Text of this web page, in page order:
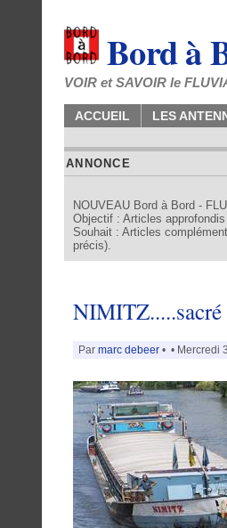
Bord à
VOIR et SAVOIR le
ACCUEIL LES
ANNONCE
NOUVEAU Bord à Bord -
Objectif : Articles
Souhait : Articles
précis).
Par marc debeer • • Mercredi